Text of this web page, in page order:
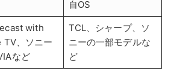
、Androidスマートフォンに近い操
に整理されたインターフェースで
4K HDRコンテンツにも対応してい
を大画面で楽しめます。